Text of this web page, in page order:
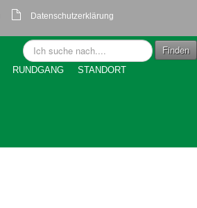
Datenschutzerklärung
Suchen
...
Finden
RUNDGANG STANDORT